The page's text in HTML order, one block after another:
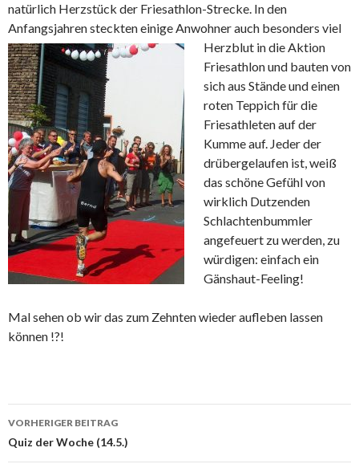
natürlich Herzstück der Friesathlon-Strecke. In den
Anfangsjahren steckten einige Anwohner auch besonders viel
Herzblut in die Aktion
Friesathlon und bauten von
sich aus Stände und einen
roten Teppich für die
Friesathleten auf der
Kumme auf. Jeder der
drübergelaufen ist, weiß
das schöne Gefühl von
wirklich Dutzenden
Schlachtenbummler
angefeuert zu werden, zu
würdigen: einfach ein
Gänshaut-Feeling!
Mal sehen ob wir das zum Zehnten wieder aufleben lassen
können !?!
Beitrags-
Navigation
VORHERIGER BEITRAG
Quiz der Woche (14.5.)